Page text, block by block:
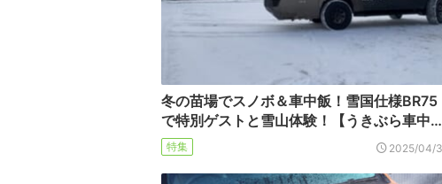
冬の苗場でスノボ＆車中飯！雪国仕様BR75
で特別ゲストと雪山体験！【うきぶら車中…
特集 2025/04/